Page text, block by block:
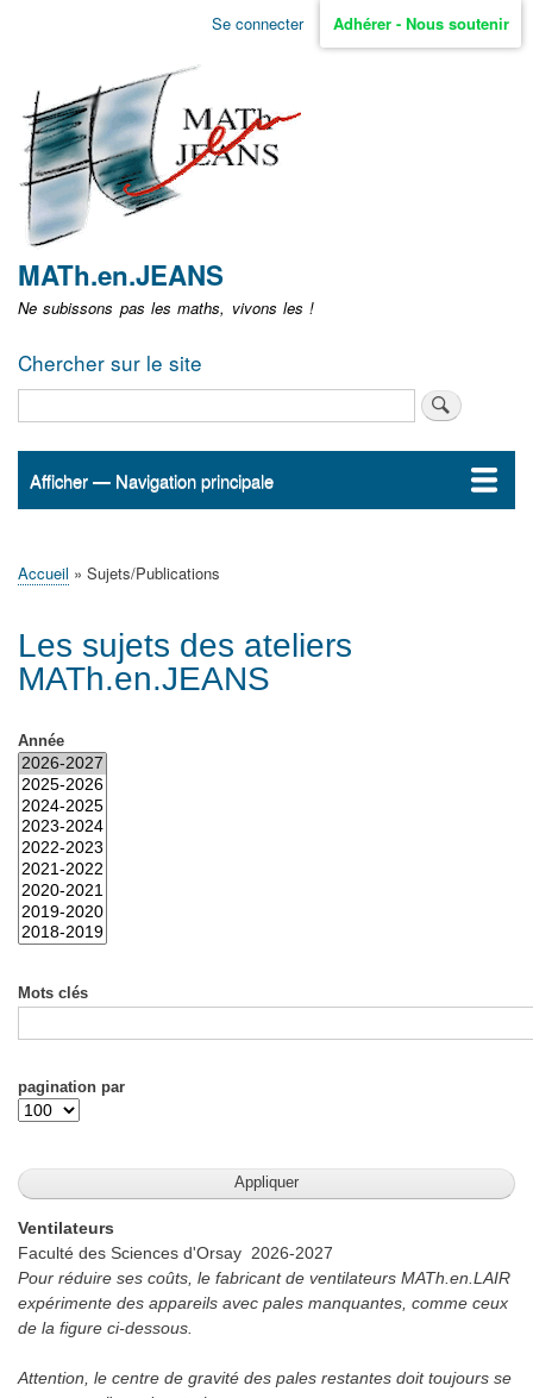
Aller
non
identifié
Se connecter Adhérer - Nous soutenir
MATh.en.JEANS
Ne subissons pas les maths, vivons les !
Chercher sur le site
Navigation
Afficher — Navigation principale
Accueil
Actualités
MATh.en.JEANS ?
Régions et Ateliers
Créer, gérer un atelier
Sujets/Publications
Congrès
d'Ariane
Accueil Sujets/Publications
Les sujets des ateliers
MATh.en.JEANS
Année
Mots clés
pagination par
Ventilateurs
Faculté des Sciences d'Orsay 2026-2027
Pour réduire ses coûts, le fabricant de ventilateurs MATh.en.LAIR
expérimente des appareils avec pales manquantes, comme ceux
de la figure ci-dessous.
Attention, le centre de gravité des pales restantes doit toujours se